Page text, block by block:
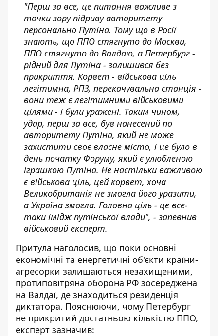
"Перш за все, це питання важливе з
точки зору підриву авторитету
персонально Путіна. Тому що в Росії
знають, що ППО стягнуто до Москви,
ППО стягнуто до Валдаю, а Петербург -
рідний для Путіна - залишився без
прикриття. Корвет - військова ціль
легітимна, РПЗ, перекачувальна станція -
вони теж є легітимними військовими
цілями - і були уражені. Таким чином,
удар, перш за все, був нанесений по
авторитету Путіна, який не може
захистити своє власне місто, і це було в
день початку Форуму, який є улюбленою
іграшкою Путіна. Не настільки важливою
є військова ціль, цей корвет, хоча
Великобританія не змогла його уразити,
а Україна змогла. Головна ціль - це все-
таки імідж путінської влади", - запевнив
військовий експерт.
Притула наголосив, що поки основні
економічні та енергетичні об'єкти країни-
агресорки залишаються незахищеними,
протиповітряна оборона РФ зосереджена
на Валдаї, де знаходиться резиденція
диктатора. Пояснюючи, чому Петербург
не прикритий достатньою кількістю ППО,
експерт зазначив: